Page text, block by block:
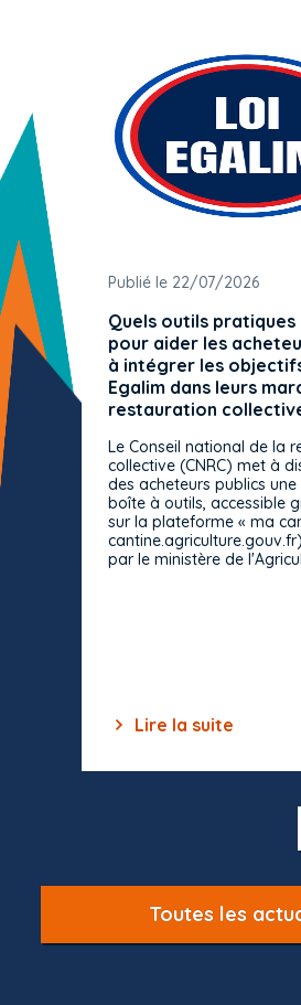
Publié le 22/07/2026
Quels outils
pour aider les
à intégrer les
Egalim dans leurs
restauration
Le Conseil national de la
collective (CNRC) met à
des acheteurs publics
boîte à outils, accessible
sur la plateforme « ma
par le ministère de
Lire la suite
Toutes les